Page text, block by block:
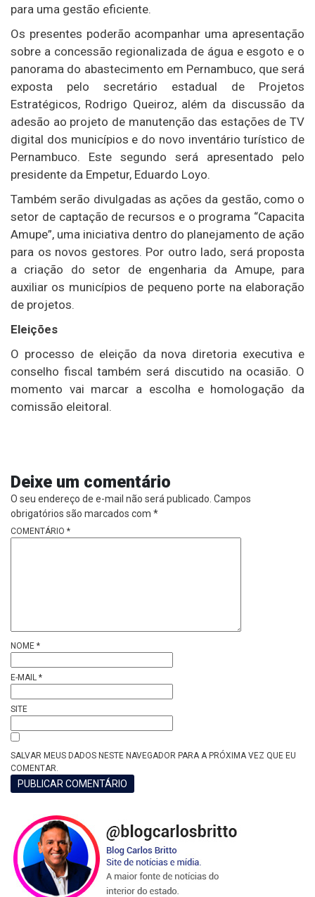
para uma gestão eficiente.
Os presentes poderão acompanhar uma apresentação
sobre a concessão regionalizada de água e esgoto e o
panorama do abastecimento em Pernambuco, que será
exposta pelo secretário estadual de Projetos
Estratégicos, Rodrigo Queiroz, além da discussão da
adesão ao projeto de manutenção das estações de TV
digital dos municípios e do novo inventário turístico de
Pernambuco. Este segundo será apresentado pelo
presidente da Empetur, Eduardo Loyo.
Também serão divulgadas as ações da gestão, como o
setor de captação de recursos e o programa “Capacita
Amupe”, uma iniciativa dentro do planejamento de ação
para os novos gestores. Por outro lado, será proposta
a criação do setor de engenharia da Amupe, para
auxiliar os municípios de pequeno porte na elaboração
de projetos.
Eleições
O processo de eleição da nova diretoria executiva e
conselho fiscal também será discutido na ocasião. O
momento vai marcar a escolha e homologação da
comissão eleitoral.
Deixe um comentário
O seu endereço de e-mail não será publicado. Campos
obrigatórios são marcados com *
COMENTÁRIO *
NOME *
E-MAIL *
SITE
SALVAR MEUS DADOS NESTE NAVEGADOR PARA A PRÓXIMA VEZ QUE EU
COMENTAR.